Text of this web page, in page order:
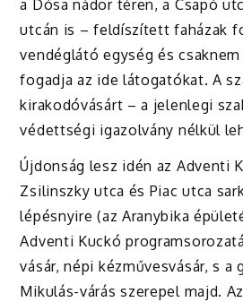
a Dósa nádor téren, a Csapó
utcán is – feldíszített faházak
vendéglátó egység és
fogadja az ide látogatókat. A
kirakodóvásárt – a jelenlegi
védettségi igazolvány nélkül
Újdonság lesz idén az Adventi
Zsilinszky utca és Piac utca
lépésnyire (az Aranybika
Adventi Kuckó
vásár, népi kézművesvásár, s a
Mikulás-várás szerepel majd.